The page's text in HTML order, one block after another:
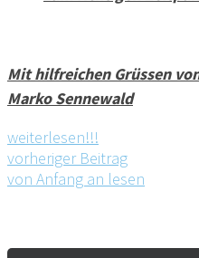
Mit hilfreichen Grüssen
Marko Sennewald
weiterlesen!!!
vorheriger Beitrag
von Anfang an lesen